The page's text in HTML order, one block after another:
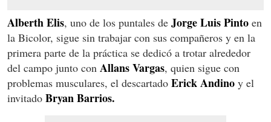
Alberth Elis, uno de los puntales de Jorge Luis Pinto en
la Bicolor, sigue sin trabajar con sus compañeros y en la
primera parte de la práctica se dedicó a trotar alrededor
del campo junto con Allans Vargas, quien sigue con
problemas musculares, el descartado Erick Andino y el
invitado Bryan Barrios.